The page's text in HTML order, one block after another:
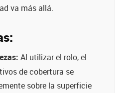
va más allá.
Al utilizar el rolo, el
de cobertura se
sobre la superficie